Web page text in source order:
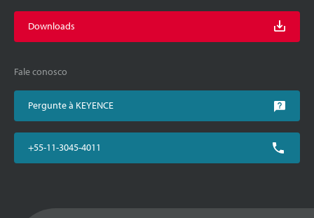
Downloads
Fale conosco
Pergunte à KEYENCE
+55-11-3045-4011